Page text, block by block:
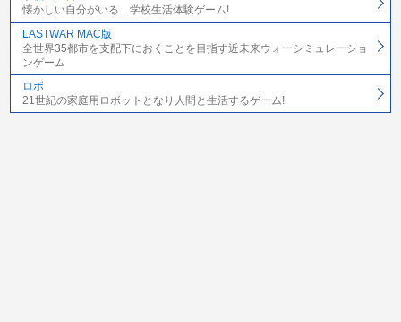
懐かしい自分がいる…学校生活体験ゲーム!
LASTWAR MAC版
全世界35都市を支配下におくことを目指す近未来ウォーシミュレーショ
ンゲーム
ロボ
21世紀の家庭用ロボットとなり人間と生活するゲーム!